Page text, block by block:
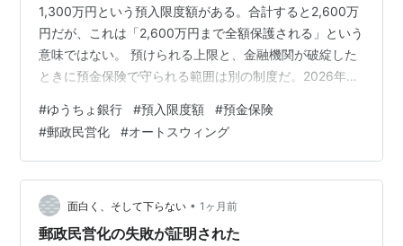
1,300万円という預入限度額がある。合計すると2,600万
円だが、これは「2,600万円まで全額保護される」という
意味ではない。 預けられる上限と、金融機関が破綻した
ときに預金保険で守られる範囲は別の制度だ。2026年6
たように見えるかもしれないが、2026年7月20日時点で
預入限度額そのものは変更されていない。 この記事で
は、2つの1,300万円枠、預金保険の1,000万円、限度額
を超えた場合の扱い、地方銀行が引き上げに慎重な理由
を分けて整理する。 この記事の要点 通常貯金と定期性貯
金には…
#ゆうちょ銀行 #預入限度額 #預金保険
#郵政民営化 #オートスウィング
面白く、そして下らない • 1ヶ月前
郵政民営化の失敗が証明された